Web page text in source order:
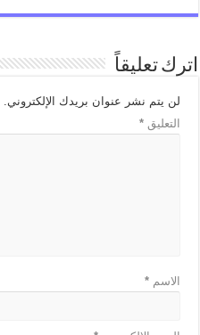
اترك تعليقاً
لن يتم نشر عنوان بريدك الإلكتروني.
التعليق*
الاسم*